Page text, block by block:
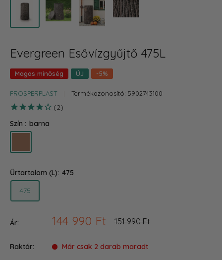
Evergreen Esővízgyűjtő 475L
Magas minőség ÚJ -5%
PROSPERPLAST Termékazonosító: 5902743100
2
Szín : barna
Űrtartalom (L): 475
475
Ár:
Akciós
144 990 Ft Ár
151 990 Ft
Raktár: Már csak 2 darab maradt